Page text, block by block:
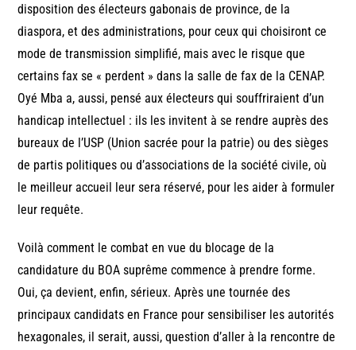
disposition des électeurs gabonais de province, de la
diaspora, et des administrations, pour ceux qui choisiront ce
mode de transmission simplifié, mais avec le risque que
certains fax se « perdent » dans la salle de fax de la CENAP.
Oyé Mba a, aussi, pensé aux électeurs qui souffriraient d’un
handicap intellectuel : ils les invitent à se rendre auprès des
bureaux de l’USP (Union sacrée pour la patrie) ou des sièges
de partis politiques ou d’associations de la société civile, où
le meilleur accueil leur sera réservé, pour les aider à formuler
leur requête.
Voilà comment le combat en vue du blocage de la
candidature du BOA suprême commence à prendre forme.
Oui, ça devient, enfin, sérieux. Après une tournée des
principaux candidats en France pour sensibiliser les autorités
hexagonales, il serait, aussi, question d’aller à la rencontre de